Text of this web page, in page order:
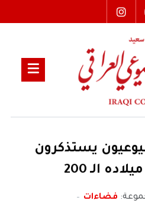
يستذكرون
الـ 200
فضاءات